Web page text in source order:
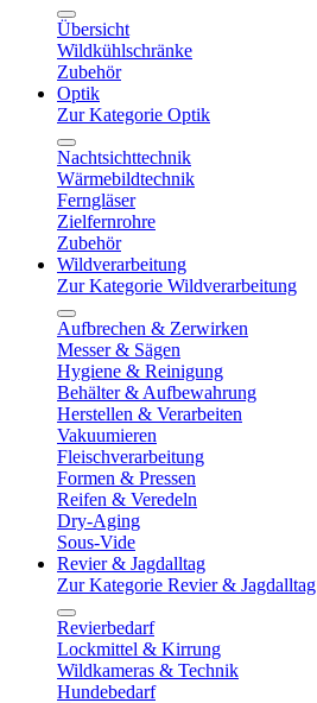
Übersicht
Wildkühlschränke
Zubehör
Optik
Zur Kategorie Optik
Nachtsichttechnik
Wärmebildtechnik
Ferngläser
Zielfernrohre
Zubehör
Wildverarbeitung
Zur Kategorie Wildverarbeitung
Aufbrechen & Zerwirken
Messer & Sägen
Hygiene & Reinigung
Behälter & Aufbewahrung
Herstellen & Verarbeiten
Vakuumieren
Fleischverarbeitung
Formen & Pressen
Reifen & Veredeln
Dry-Aging
Sous-Vide
Revier & Jagdalltag
Zur Kategorie Revier & Jagdalltag
Revierbedarf
Lockmittel & Kirrung
Wildkameras & Technik
Hundebedarf